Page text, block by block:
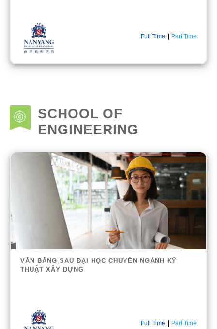
Full Time | Part Time
SCHOOL OF
ENGINEERING
VĂN BẰNG SAU ĐẠI HỌC CHUYÊN NGÀNH KỸ
THUẬT XÂY DỰNG
Full Time | Part Time